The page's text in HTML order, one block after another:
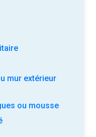
mur extérieur
ou mousse